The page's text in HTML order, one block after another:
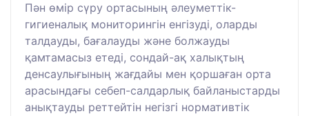
Пән өмір сүру ортасының әлеуметтік-
гигиеналық мониторингін енгізуді, оларды
талдауды, бағалауды және болжауды
қамтамасыз етеді, сондай-ақ халықтың
денсаулығының жағдайы мен қоршаған орта
арасындағы себеп-салдарлық байланыстарды
анықтауды реттейтін негізгі нормативтік